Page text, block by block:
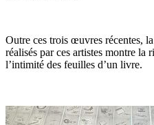
Outre ces trois œuvres récentes,
réalisés par ces artistes montre la
l’intimité des feuilles d’un livre.